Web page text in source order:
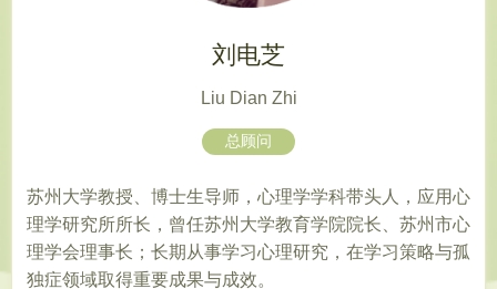
刘电芝
Liu Dian Zhi
总顾问
苏州大学教授、博士生导师，心理学学科带头人，应用心
理学研究所所长，曾任苏州大学教育学院院长、苏州市心
理学会理事长；长期从事学习心理研究，在学习策略与孤
独症领域取得重要成果与成效。